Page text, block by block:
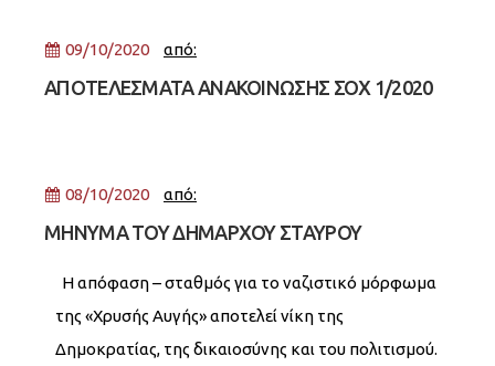
09/10/2020 από:
ΑΠΟΤΕΛΕΣΜΑΤΑ ΑΝΑΚΟΙΝΩΣΗΣ ΣΟΧ 1/2020
08/10/2020 από:
ΜΗΝΥΜΑ ΤΟΥ ΔΗΜΑΡΧΟΥ ΣΤΑΥΡΟΥ
ΑΥΓΗΣ
Η απόφαση – σταθμός για το ναζιστικό μόρφωμα
της «Χρυσής Αυγής» αποτελεί νίκη της
Δημοκρατίας, της δικαιοσύνης και του πολιτισμού.